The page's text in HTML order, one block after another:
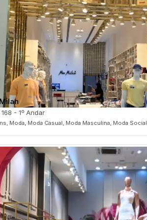
- 1º Andar
Moda, Moda Casual, Moda Masculina, Moda Social